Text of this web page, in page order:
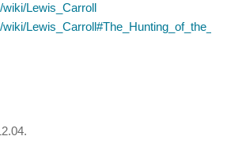
wiki/Lewis_Carroll